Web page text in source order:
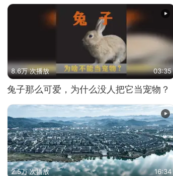
8.6万 次播放 03:35
兔子那么可爱，为什么没人把它当宠物？
2.5万 次播放 16:34